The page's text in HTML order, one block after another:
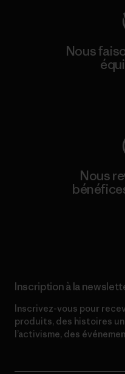
Nous
Nous
Inscription à la
Inscrivez-vous pour
produits, des histoires
l’activisme, des